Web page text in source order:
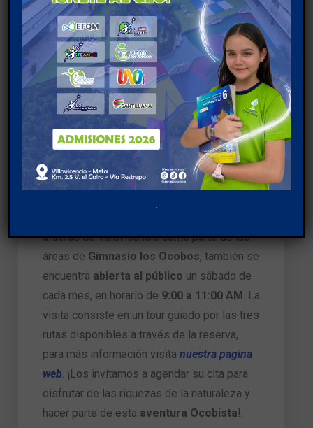
Nuestros estudiantes preparandose para
una aventura
afueras de Villavicencio como parte de las
áreas de Gimnasio los Ocobos, también se
encuentra abierta al público un sábado de
cada mes, en horario de 9:00 a 11:00 AM . La
visita consiste en un tour guiado por las tres
rutas disponibles a través de la reserva,
para más información visita nuestra pagina
web. ¡Los invitamos a agendar su cita para
disfrutar de las riquezas de la naturaleza y
hacer parte de esta aventura Ocobista!.